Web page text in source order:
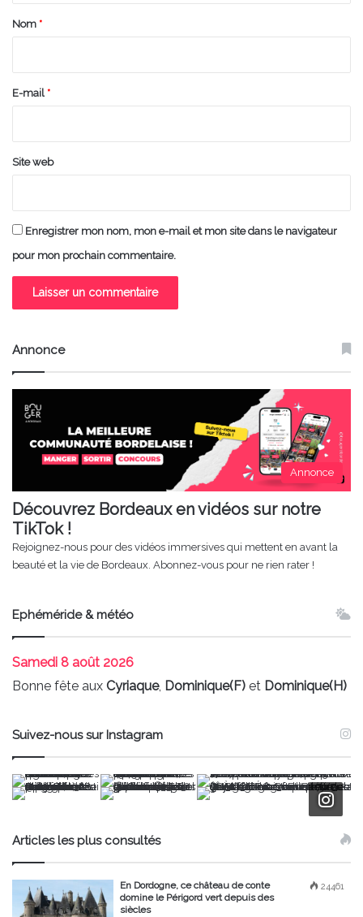
a
e
Nom *
E-mail *
Site web
Enregistrer mon nom, mon e-mail et mon site dans le navigateur
pour mon prochain commentaire.
Annonce
Annonce
Découvrez Bordeaux en vidéos sur notre
TikTok !
Rejoignez-nous pour des vidéos immersives qui mettent en avant la
beauté et la vie de Bordeaux. Abonnez-vous pour ne rien rater !
Ephéméride & météo
Samedi 8 août 2026
Bonne fête aux Cyriaque, Dominique(F) et Dominique(H)
Suivez-nous sur Instagram
Articles les plus consultés
24461
En Dordogne, ce château de conte
domine le Périgord vert depuis des
siècles